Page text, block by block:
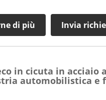
di più Invia
in cicuta in acciaio
automobilistica e